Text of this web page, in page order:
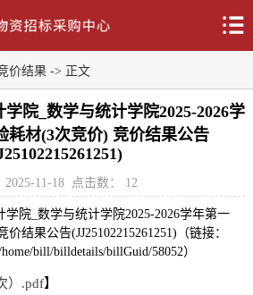
价结果 -> 正文
院_数学与统计学院2025-2026学
耗材(3次竞价) 竞价结果公告
2025-11-18 点击数： 12
院_数学与统计学院2025-2026学年第一
结果公告(JJ25102215261251)（链接：
bill/billdetails/billGuid/58052）
）.pdf】